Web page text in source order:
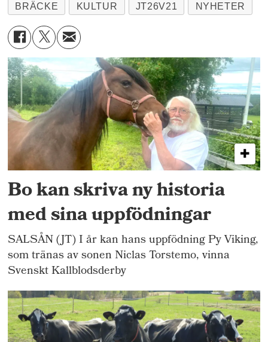
BRÄCKE KULTUR JT26V21 NYHETER
Bo kan skriva ny historia
med sina uppfödningar
SALSÅN (JT) I år kan hans uppfödning Py Viking,
som tränas av sonen Niclas Torstemo, vinna
Svenskt Kallblodsderby